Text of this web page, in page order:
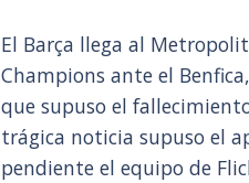
El Barça llega al
Champions ante el
que supuso el
trágica noticia supuso el
pendiente el equipo de